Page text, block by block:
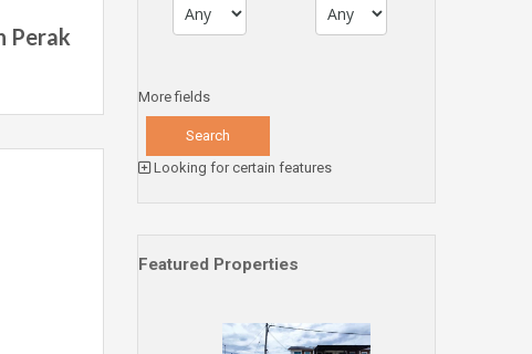
Perak
More fields
Looking for certain features
Featured Properties